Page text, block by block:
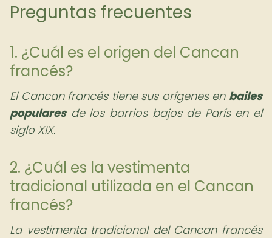
Preguntas frecuentes
1. ¿Cuál es el origen del Cancan
francés?
El Cancan francés tiene sus orígenes en bailes
popularesde los barrios bajos de París en el
siglo XIX.
2. ¿Cuál es la vestimenta
tradicional utilizada en el Cancan
francés?
La vestimenta tradicional del Cancan francés